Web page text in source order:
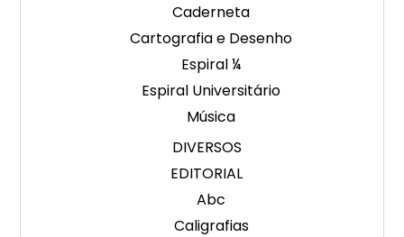
Caderneta
Cartografia e Desenho
Espiral ¼
Espiral Universitário
Música
DIVERSOS
EDITORIAL
Abc
Caligrafias